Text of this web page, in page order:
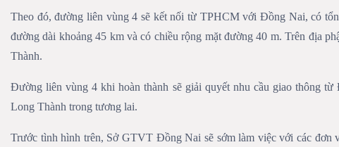
Theo đó, đường liên vùng 4 sẽ kết nối từ TPHCM với Đồng Nai, có
đường dài khoảng 45 km và có chiều rộng mặt đường 40 m. Trên địa
Thành.
Đường liên vùng 4 khi hoàn thành sẽ giải quyết nhu cầu giao thông
Long Thành trong tương lai.
Trước tình hình trên, Sở GTVT Đồng Nai sẽ sớm làm việc với các đơn